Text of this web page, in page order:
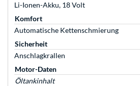
Li-Ionen-Akku, 18 Volt
Komfort
Automatische Kettenschmierung
Sicherheit
Anschlagkrallen
Motor-Daten
Öltankinhalt